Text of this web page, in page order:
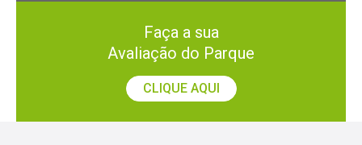
Faça a sua
Avaliação do Parque
CLIQUE AQUI